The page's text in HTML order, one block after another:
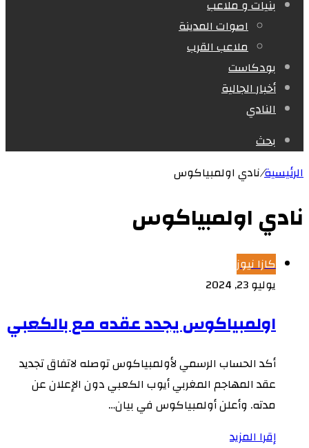
بنيات و ملاعب
اصوات المدينة
ملاعب القرب
بودكاست
أخبار الجالية
النادي
بحث
الرئيسية/نادي اولمبياكوس
نادي اولمبياكوس
كازا نيوز
يوليو 23, 2024
اولمبياكوس يجدد عقده مع بالكعبي
أكد الحساب الرسمي لأولمبياكوس توصله لاتفاق تجديد
عقد المهاجم المغربي أيوب الكعبي دون الإعلان عن
مدته. وأعلن أولمبياكوس في بيان…
إقرا المزيد